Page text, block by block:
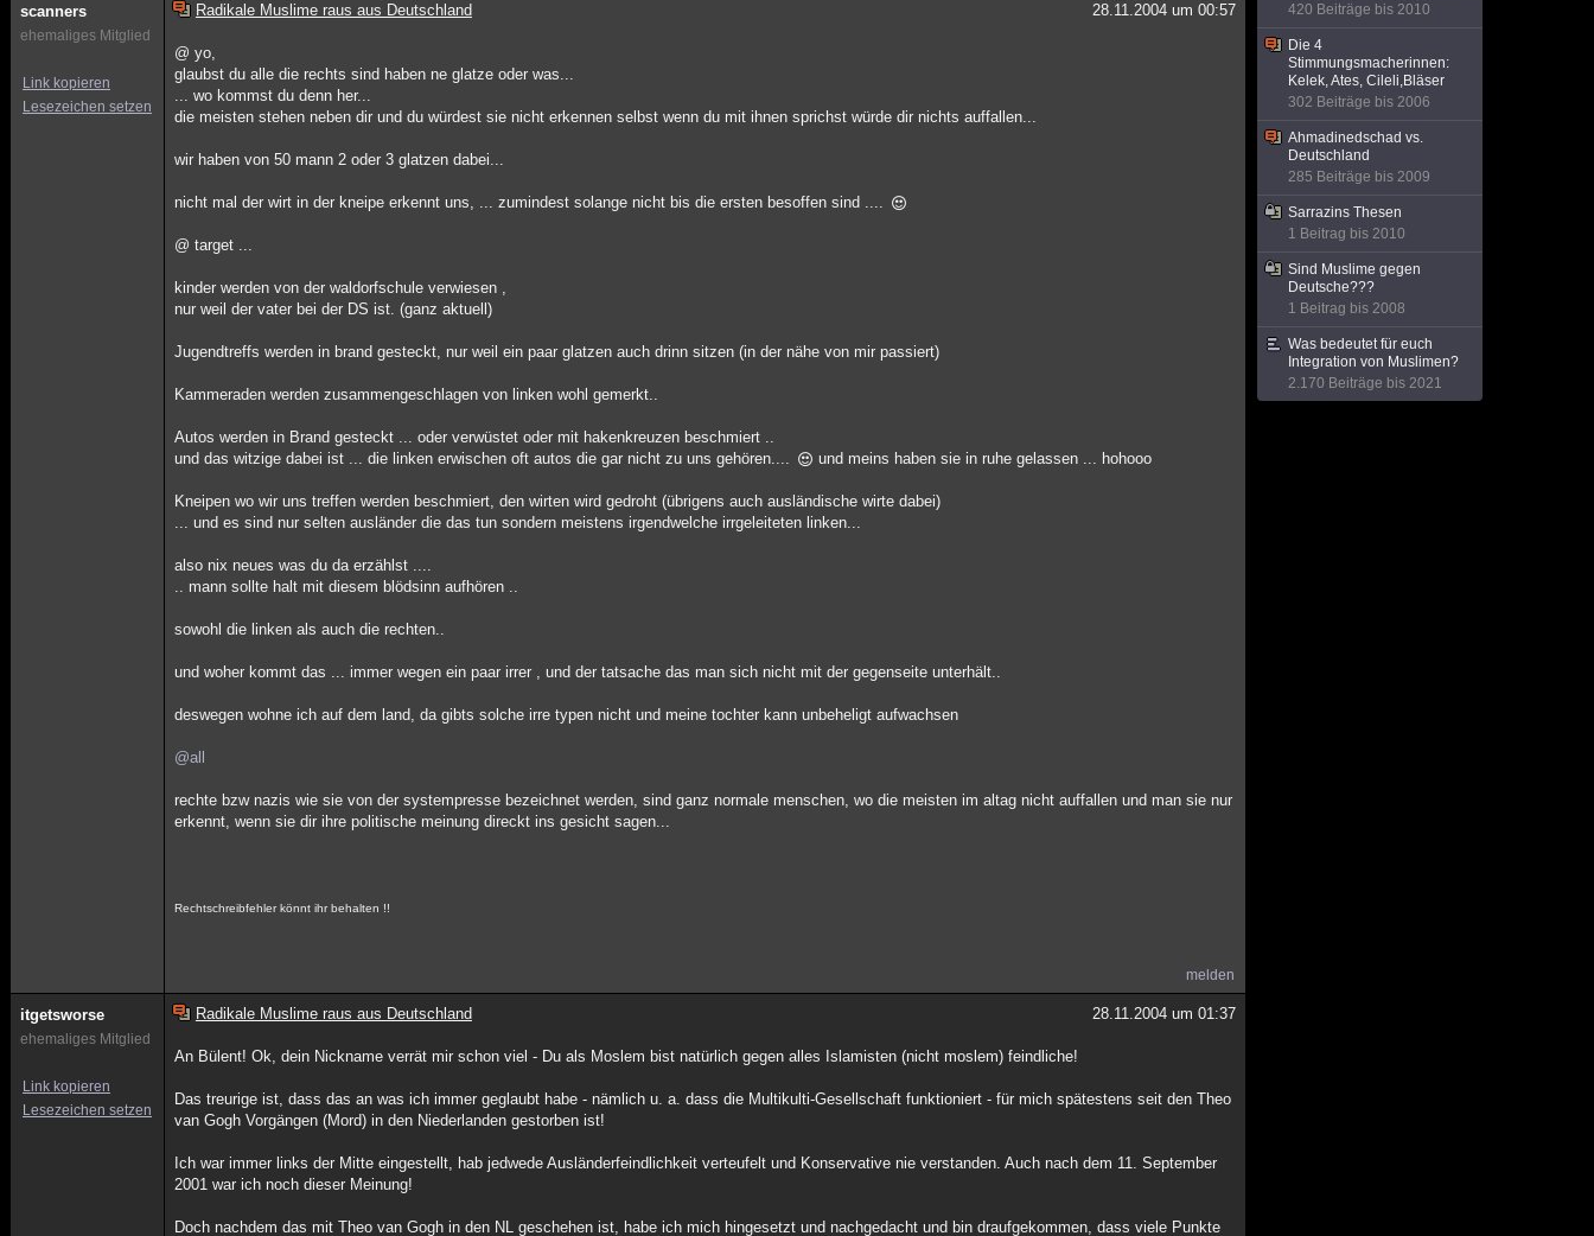
scanners
ehemaliges Mitglied
Link kopieren
Lesezeichen setzen
Radikale Muslime raus aus Deutschland 28.11.2004 um 00:57
@ yo,
glaubst du alle die rechts sind haben ne glatze oder was...
... wo kommst du denn her...
die meisten stehen neben dir und du würdest sie nicht erkennen selbst wenn du mit ihnen sprichst würde dir nichts auffallen...
wir haben von 50 mann 2 oder 3 glatzen dabei...
nicht mal der wirt in der kneipe erkennt uns, ... zumindest solange nicht bis die ersten besoffen sind ....
@ target ...
kinder werden von der waldorfschule verwiesen ,
nur weil der vater bei der DS ist. (ganz aktuell)
Jugendtreffs werden in brand gesteckt, nur weil ein paar glatzen auch drinn sitzen (in der nähe von mir passiert)
Kammeraden werden zusammengeschlagen von linken wohl gemerkt..
Autos werden in Brand gesteckt ... oder verwüstet oder mit hakenkreuzen beschmiert ..
und das witzige dabei ist ... die linken erwischen oft autos die gar nicht zu uns gehören....
und meins haben sie in ruhe gelassen ... hohooo
Kneipen wo wir uns treffen werden beschmiert, den wirten wird gedroht (übrigens auch ausländische wirte dabei)
... und es sind nur selten ausländer die das tun sondern meistens irgendwelche irrgeleiteten linken...
also nix neues was du da erzählst ....
.. mann sollte halt mit diesem blödsinn aufhören ..
sowohl die linken als auch die rechten..
und woher kommt das ... immer wegen ein paar irrer , und der tatsache das man sich nicht mit der gegenseite unterhält..
deswegen wohne ich auf dem land, da gibts solche irre typen nicht und meine tochter kann unbeheligt aufwachsen
@all
rechte bzw nazis wie sie von der systempresse bezeichnet werden, sind ganz normale menschen, wo die meisten im altag nicht auffallen und man sie nur
erkennt, wenn sie dir ihre politische meinung direckt ins gesicht sagen...
Rechtschreibfehler könnt ihr behalten !!
melden
itgetsworse
ehemaliges Mitglied
Link kopieren
Lesezeichen setzen
Radikale Muslime raus aus Deutschland 28.11.2004 um 01:37
An Bülent! Ok, dein Nickname verrät mir schon viel - Du als Moslem bist natürlich gegen alles Islamisten (nicht moslem) feindliche!
Das treurige ist, dass das an was ich immer geglaubt habe - nämlich u. a. dass die Multikulti-Gesellschaft funktioniert - für mich spätestens seit den Theo
van Gogh Vorgängen (Mord) in den Niederlanden gestorben ist!
Ich war immer links der Mitte eingestellt, hab jedwede Ausländerfeindlichkeit verteufelt und Konservative nie verstanden. Auch nach dem 11. September
2001 war ich noch dieser Meinung!
Doch nachdem das mit Theo van Gogh in den NL geschehen ist, habe ich mich hingesetzt und nachgedacht und bin draufgekommen, dass viele Punkte
420 Beiträge bis 2010
Die 4
Stimmungsmacherinnen:
Kelek, Ates, Cileli,Bläser
302 Beiträge bis 2006
Ahmadinedschad vs.
Deutschland
285 Beiträge bis 2009
Sarrazins Thesen
1 Beitrag bis 2010
Sind Muslime gegen
Deutsche???
1 Beitrag bis 2008
Was bedeutet für euch
Integration von Muslimen?
2.170 Beiträge bis 2021